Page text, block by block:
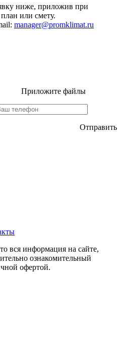
ниже, приложив при
или смету.
manager@promklimat.ru
Приложите файлы
Отправить
вся информация на сайте,
ознакомительный
офертой.